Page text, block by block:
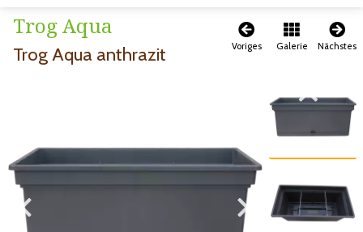
Trog Aqua
Trog Aqua anthrazit Voriges Galerie Nächstes
Zum vorigen Bild Zum nächsten Bild
Zum vorigen Bild